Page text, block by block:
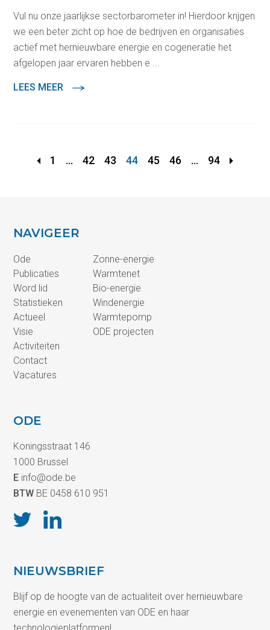
Vul nu onze jaarlijkse sectorbarometer in! Hierdoor krijgen
we een beter zicht op hoe de bedrijven en organisaties
actief met hernieuwbare energie en cogeneratie het
afgelopen jaar ervaren hebben e ...
LEES MEER
1 ... 42 43 44 45 46 ... 94
NAVIGEER
Ode
Publicaties
Word lid
Statistieken
Actueel
Visie
Activiteiten
Contact
Vacatures
Zonne-energie
Warmtenet
Bio-energie
Windenergie
Warmtepomp
ODE projecten
ODE
Koningsstraat 146
1000 Brussel
E info@ode.be
BTW BE 0458 610 951
NIEUWSBRIEF
Blijf op de hoogte van de actualiteit over hernieuwbare
energie en evenementen van ODE en haar